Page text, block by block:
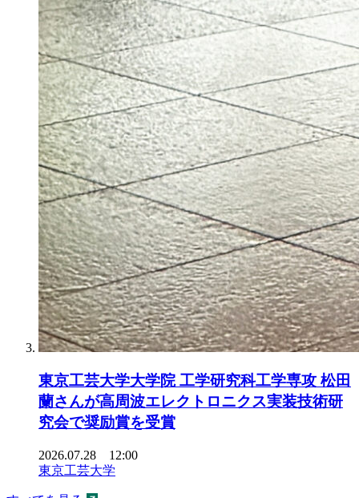
東京工芸大学大学院 工学研究科工学専攻 松田
蘭さんが高周波エレクトロニクス実装技術研
究会で奨励賞を受賞
2026.07.28 12:00
東京工芸大学